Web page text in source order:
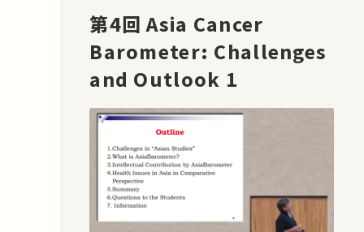
第4回 Asia Cancer
Barometer: Challenges
and Outlook 1